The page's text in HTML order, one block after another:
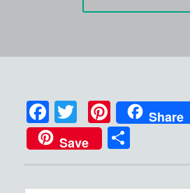
F
a
c
T
w
it
Pi
n
te
Share
Save
ta